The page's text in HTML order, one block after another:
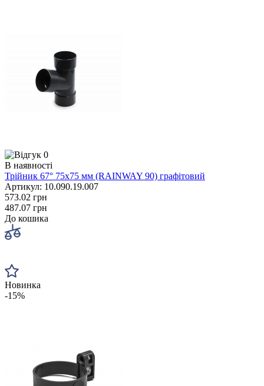
0
В наявності
Трійник 67° 75x75 мм (RAINWAY 90) графітовий
Артикул: 10.090.19.007
573.02 грн
487.07 грн
До кошика
Новинка
-15%